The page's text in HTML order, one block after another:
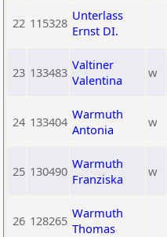
22 115328 Unterlass
Ernst DI.
23 133483 Valtiner
Valentina
w
24 133404 Warmuth
Antonia
w
25 130490 Warmuth
Franziska
w
26 128265 Warmuth
Thomas